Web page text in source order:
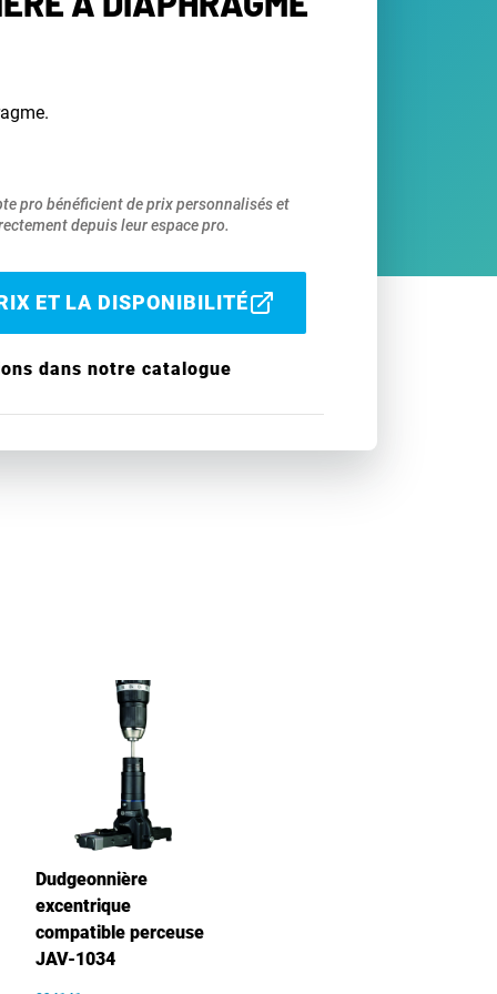
pro bénéficient de prix personnalisés et
depuis leur espace pro.
ET LA DISPONIBILITÉ
dans notre catalogue
Dudgeonnière
excentrique
compatible perceuse
JAV-1034